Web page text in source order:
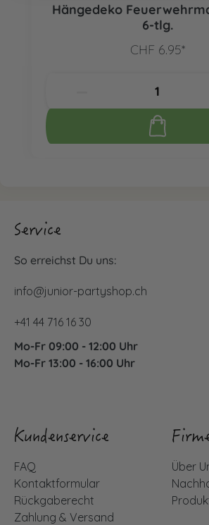
Hängedeko
6-tlg.
CHF 6.95*
Service
So erreichst Du uns:
info@junior-partyshop.ch
+41 44 716 16 30
Mo-Fr 09:00 - 12:00 Uhr
Mo-Fr 13:00 - 16:00 Uhr
Kundenservice
FAQ
Kontaktformular
Rückgaberecht
Zahlung & Versand
Über